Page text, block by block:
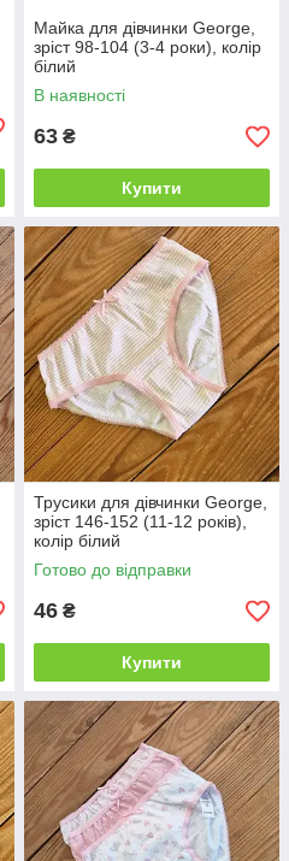
Майка для дівчинки George,
зріст 98-104 (3-4 роки), колір
білий
В наявності
63 ₴
Купити
Трусики для дівчинки George,
зріст 146-152 (11-12 років),
колір білий
Готово до відправки
46 ₴
Купити